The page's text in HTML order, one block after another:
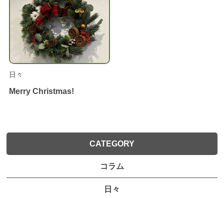
日々
Merry Christmas!
CATEGORY
コラム
日々